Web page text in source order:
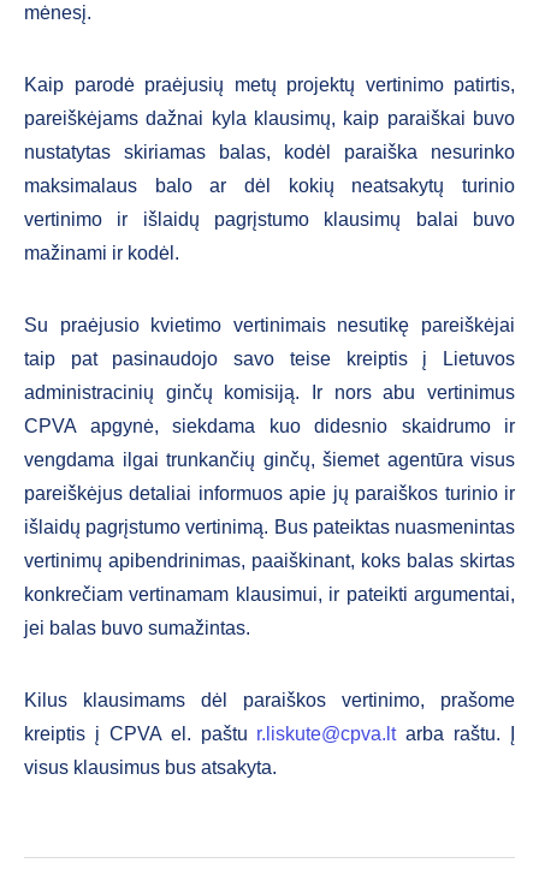
mėnesį.
Kaip parodė praėjusių metų projektų vertinimo patirtis,
pareiškėjams dažnai kyla klausimų, kaip paraiškai buvo
nustatytas skiriamas balas, kodėl paraiška nesurinko
maksimalaus balo ar dėl kokių neatsakytų turinio
vertinimo ir išlaidų pagrįstumo klausimų balai buvo
mažinami ir kodėl.
Su praėjusio kvietimo vertinimais nesutikę pareiškėjai
taip pat pasinaudojo savo teise kreiptis į Lietuvos
administracinių ginčų komisiją. Ir nors abu vertinimus
CPVA apgynė, siekdama kuo didesnio skaidrumo ir
vengdama ilgai trunkančių ginčų, šiemet agentūra visus
pareiškėjus detaliai informuos apie jų paraiškos turinio ir
išlaidų pagrįstumo vertinimą. Bus pateiktas nuasmenintas
vertinimų apibendrinimas, paaiškinant, koks balas skirtas
konkrečiam vertinamam klausimui, ir pateikti argumentai,
jei balas buvo sumažintas.
Kilus klausimams dėl paraiškos vertinimo, prašome
kreiptis į CPVA el. paštu r.liskute@cpva.ltarba raštu. Į
visus klausimus bus atsakyta.